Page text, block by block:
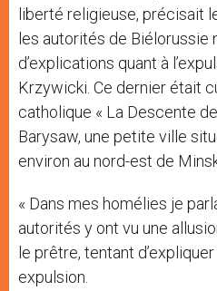
liberté religieuse, précisait
les autorités de Biélorussie
d’explications quant à
Krzywicki. Ce dernier était
catholique « La Descente de
Barysaw, une petite ville
environ au nord-est de
« Dans mes homélies je
autorités y ont vu une
le prêtre, tentant
expulsion.